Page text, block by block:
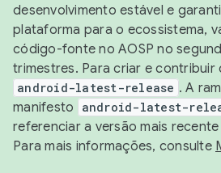
desenvolvimento estável e
plataforma para o ecossistema,
código-fonte no AOSP no
trimestres. Para criar e contribuir
android-latest-release . A
manifesto
android-latest-
referenciar a versão mais recente
Para mais informações, consulte